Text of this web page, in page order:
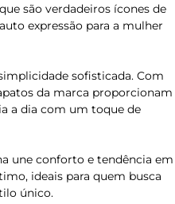
são verdadeiros ícones de
expressão para a mulher
sofisticada. Com
da marca proporcionam
a dia com um toque de
une conforto e tendência em
ideais para quem busca
único.